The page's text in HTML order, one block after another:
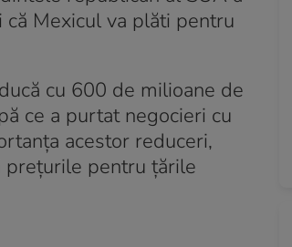
Mexicul va plăti pentru
cu 600 de milioane de
ce a purtat negocieri cu
acestor reduceri,
preţurile pentru ţările